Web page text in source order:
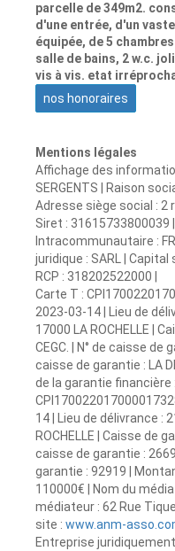
parcelle de 349m2.
d'une entrée, d'un
équipée, de 5
salle de bains, 2 w.c.
vis à vis. etat
nos honoraires
Mentions légales
Affichage des
SERGENTS | Raison
Adresse siège social : 2
Siret : 31615733800039
Intracommunautaire :
juridique : SARL |
RCP : 318202522000 |
Carte T :
2023-03-14 | Lieu de
17000 LA ROCHELLE |
CEGC. | N° de caisse de
caisse de garantie : LA
de la garantie financière
14 | Lieu de délivrance :
ROCHELLE | Caisse de
caisse de garantie :
garantie : 92919 |
110000€ | Nom du
médiateur : 62 Rue
site : www.anm-
Entreprise